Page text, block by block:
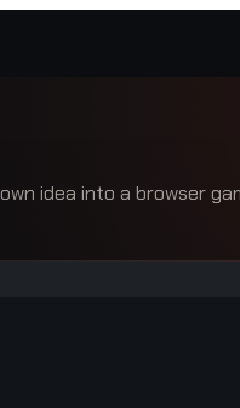
idea into a browser